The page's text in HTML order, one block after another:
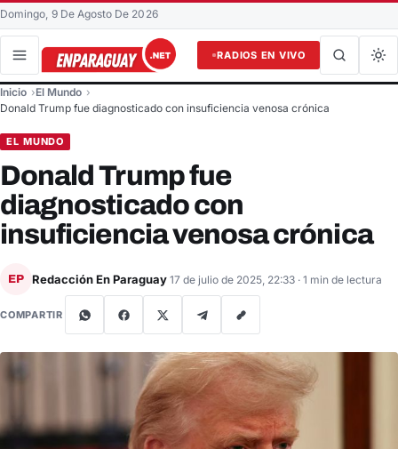
Domingo, 9 De Agosto De 2026
RADIOS EN VIVO
Buscar en el sitio
Inicio
El Mundo
Donald Trump fue diagnosticado con insuficiencia venosa crónica
EL MUNDO
Donald Trump fue
diagnosticado con
insuficiencia venosa crónica
EP Redacción En Paraguay 17 de julio de 2025, 22:33 · 1 min de lectura
COMPARTIR